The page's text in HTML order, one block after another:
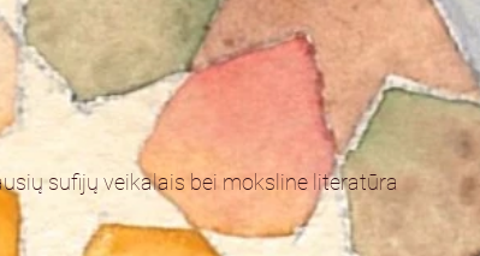
sufijų veikalais bei moksline literatūra